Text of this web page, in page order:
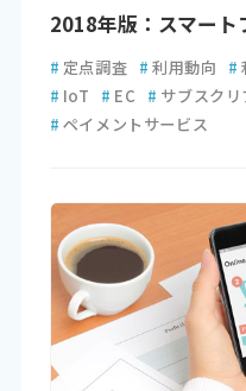
2018年版：スマー
# 定点調査 # 利用動向 #
# IoT # EC # サブスクリ
# ペイメントサービス